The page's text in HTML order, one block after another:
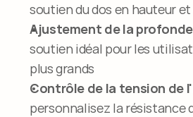
soutien du dos en hauteur
Ajustement de la
soutien idéal pour les
plus grands
Contrôle de la tension de
personnalisez la résistance